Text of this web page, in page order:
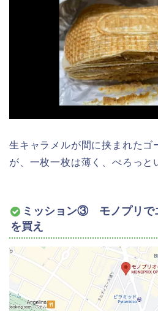
生キャラメルが間に挟まれたゴ
が、一枚一枚は薄く、ぺろっと
ミッション③ モノプリで
を買え